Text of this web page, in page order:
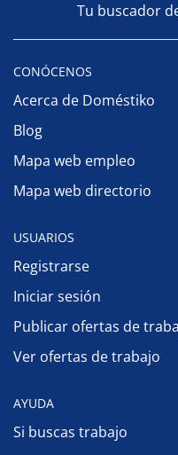
Tu buscador
CONÓCENOS
Acerca de Doméstiko
Blog
Mapa web empleo
Mapa web directorio
USUARIOS
Registrarse
Iniciar sesión
Publicar ofertas de
Ver ofertas de trabajo
AYUDA
Si buscas trabajo